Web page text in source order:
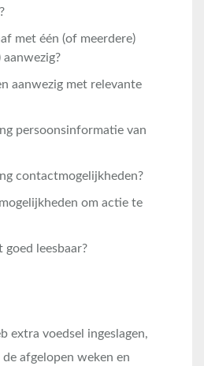
met één (of meerdere)
aanwezig met relevante
persoonsinformatie van
contactmogelijkheden?
om actie te
goed leesbaar?
extra voedsel ingeslagen,
afgelopen weken en